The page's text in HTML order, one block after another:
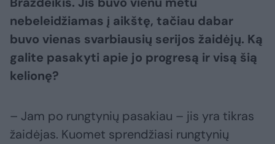
nebeleidžiamas į aikštę, tačiau dabar
buvo vienas svarbiausių serijos žaidėjų. Ką
galite pasakyti apie jo progresą ir visą šią
kelionę?
– Jam po rungtynių pasakiau – jis yra tikras
žaidėjas. Kuomet sprendžiasi rungtynių